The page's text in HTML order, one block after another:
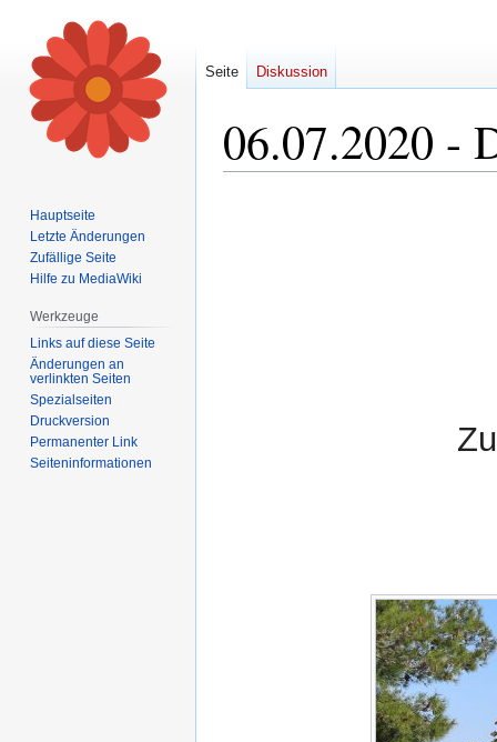
06.07.2020 -
Seite Diskussion
Hauptseite
Letzte Änderungen
Zufällige Seite
Hilfe zu MediaWiki
Werkzeuge
Links auf diese Seite
Änderungen an
verlinkten Seiten
Spezialseiten
Druckversion
Permanenter Link
Seiten­informationen